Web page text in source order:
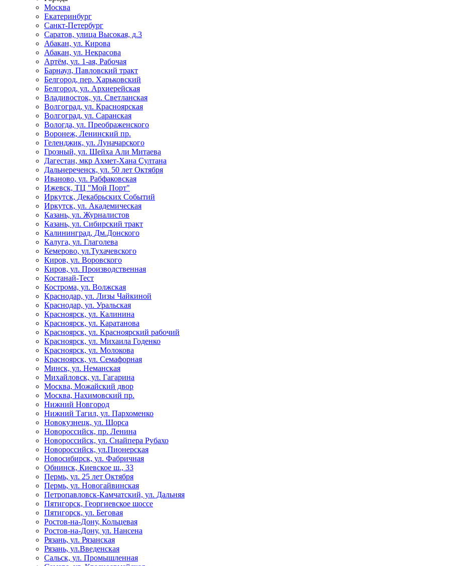
Москва
Екатеринбург
Санкт-Петербург
Саратов, улица Высокая, д.3
Абакан, ул. Кирова
Абакан, ул. Некрасова
Артём, ул. 1-ая, Рабочая
Барнаул, Павловский тракт
Белгород, пер. Харьковский
Белгород, ул. Архиерейская
Владивосток, ул. Светланская
Волгоград, ул. Красноярская
Волгоград, ул. Саранская
Вологда, ул. Преображенского
Воронеж, Ленинский пр.
Геленджик, ул. Луначарского
Грозный, ул. Шейха Али Митаева
Дагестан, мкр Ахмет-Хана Султана
Дальнереченск, ул. 50 лет Октября
Иваново, ул. Рабфаковская
Ижевск, ТЦ "Мой Порт"
Иркутск, Декабрьских Событий
Иркутск, ул. Академическая
Казань, ул. Журналистов
Казань, ул. Сибирский тракт
Калининград, Дм.Донского
Калуга, ул. Глаголева
Кемерово, ул.Тухачевского
Киров, ул. Воровского
Киров, ул. Производственная
Костанай-Тест
Кострома, ул. Волжская
Краснодар, ул. Лизы Чайкиной
Краснодар, ул. Уральская
Красноярск, ул. Калинина
Красноярск, ул. Каратанова
Красноярск, ул. Красноярский рабочий
Красноярск, ул. Михаила Годенко
Красноярск, ул. Молокова
Красноярск, ул. Семафорная
Минск, ул. Неманская
Михайловск, ул. Гагарина
Москва, Можайский двор
Москва, Нахимовский пр.
Нижний Новгород
Нижний Тагил, ул. Пархоменко
Новокузнецк, ул. Щорса
Новороссийск, пр. Ленина
Новороссийск, ул. Снайпера Рубахо
Новороссийск, ул.Пионерская
Новосибирск, ул. Фабричная
Обнинск, Киевское ш., 33
Пермь, ул. 25 лет Октября
Пермь, ул. Новогайвинская
Петропавловск-Камчатский, ул. Дальняя
Пятигорск, Георгиевское шоссе
Пятигорск, ул. Беговая
Ростов-на-Дону, Кольцевая
Ростов-на-Дону, ул. Нансена
Рязань, ул. Рязанская
Рязань, ул.Введенская
Сальск, ул. Промышленная